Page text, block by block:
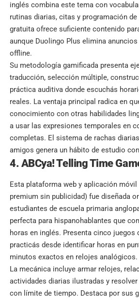
inglés combina este tema con
rutinas diarias, citas y programación
gratuita ofrece suficiente contenido
aunque Duolingo Plus elimina
offline.
Su metodología gamificada presenta
traducción, selección múltiple,
práctica auditiva donde escuchás
reales. La ventaja principal radica en
conocimiento con otras habilidades
a usar las expresiones temporales en
completas. El sistema de rachas
amigos genera un hábito de estudio
4. ABCya! Telling Time
Esta plataforma web y aplicación
premium sin publicidad) fue diseñada
estudiantes de escuela primaria
perfecta para hispanohablantes que
horas en inglés. Presenta cinco juegos
practicás desde identificar horas en
minutos exactos en relojes analógicos.
La mecánica incluye armar relojes,
actividades diarias ilustradas y
con límite de tiempo. Destaca por sus